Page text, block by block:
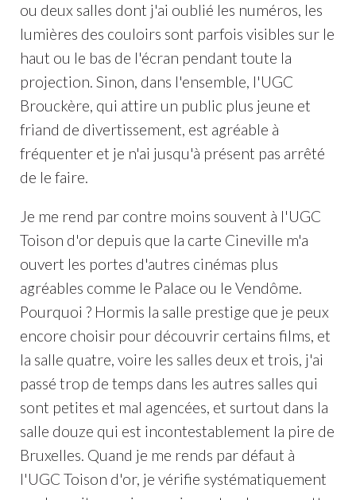
ou deux salles dont j'ai oublié les numéros, les
lumières des couloirs sont parfois visibles sur le
haut ou le bas de l'écran pendant toute la
projection. Sinon, dans l'ensemble, l'UGC
Brouckère, qui attire un public plus jeune et
friand de divertissement, est agréable à
fréquenter et je n'ai jusqu'à présent pas arrêté
de le faire.
Je me rend par contre moins souvent à l'UGC
Toison d'or depuis que la carte Cineville m'a
ouvert les portes d'autres cinémas plus
agréables comme le Palace ou le Vendôme.
Pourquoi ? Hormis la salle prestige que je peux
encore choisir pour découvrir certains films, et
la salle quatre, voire les salles deux et trois, j'ai
passé trop de temps dans les autres salles qui
sont petites et mal agencées, et surtout dans la
salle douze qui est incontestablement la pire de
Bruxelles. Quand je me rends par défaut à
l'UGC Toison d'or, je vérifie systématiquement